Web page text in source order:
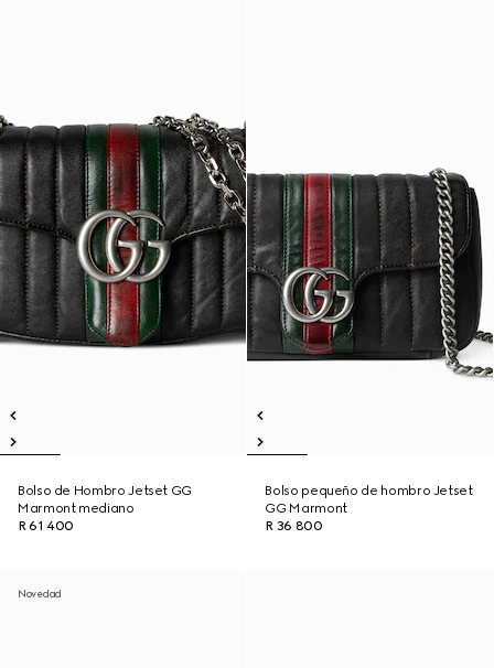
Bolso de Hombro Jetset GG
Marmont mediano
R 61 400
Bolso pequeño de hombro Jetset
GG Marmont
R 36 800
Novedad